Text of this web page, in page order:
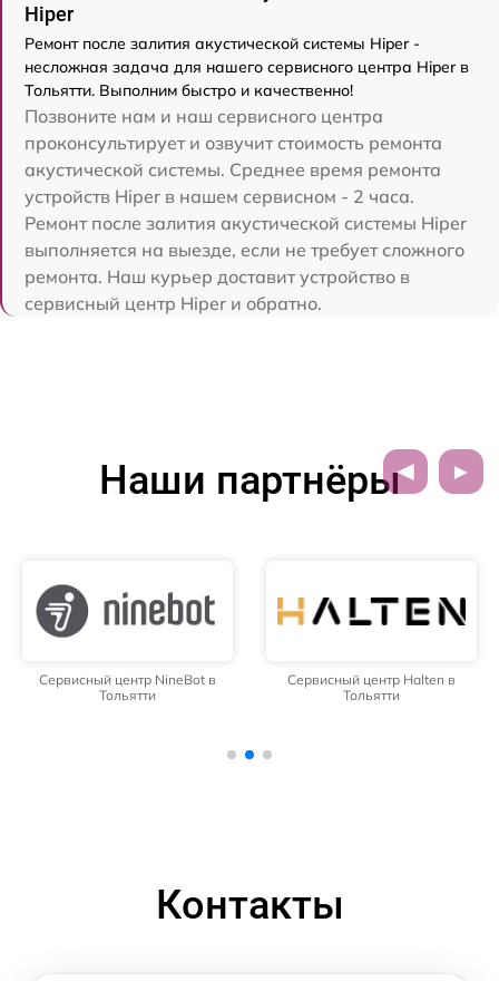
Hiper
Ремонт после залития акустической системы Hiper -
несложная задача для нашего сервисного центра Hiper в
Тольятти. Выполним быстро и качественно!
Позвоните нам и наш сервисного центра
проконсультирует и озвучит стоимость ремонта
акустической системы. Среднее время ремонта
устройств Hiper в нашем сервисном - 2 часа.
Ремонт после залития акустической системы Hiper
выполняется на выезде, если не требует сложного
ремонта. Наш курьер доставит устройство в
сервисный центр Hiper и обратно.
Наши партнёры
Сервисный центр NineBot в
Тольятти
Сервисный центр Halten в
Тольятти
Контакты